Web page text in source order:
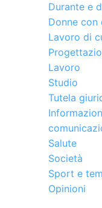
Durante e
Donne con
Lavoro di
Lavoro
Studio
Tutela
Salute
Società
Sport e
Opinioni